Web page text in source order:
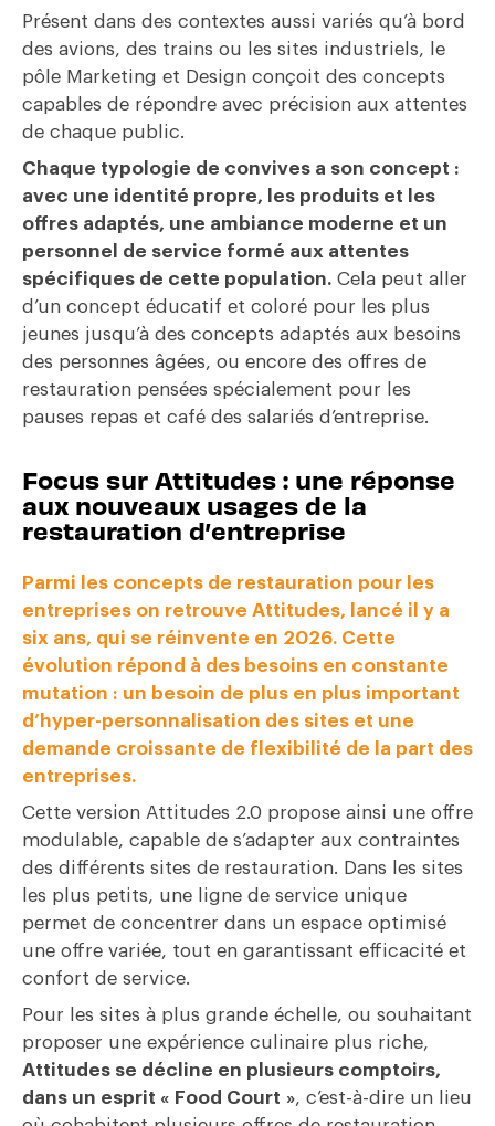
Présent dans des contextes aussi variés qu’à bord
des avions, des trains ou les sites industriels, le
pôle Marketing et Design conçoit des concepts
capables de répondre avec précision aux attentes
de chaque public.
Chaque typologie de convives a son concept :
avec une identité propre, les produits et les
offres adaptés, une ambiance moderne et un
personnel de service formé aux attentes
spécifiques de cette population. Cela peut aller
d’un concept éducatif et coloré pour les plus
jeunes jusqu’à des concepts adaptés aux besoins
des personnes âgées, ou encore des offres de
restauration pensées spécialement pour les
pauses repas et café des salariés d’entreprise.
Focus sur Attitudes : une réponse
aux nouveaux usages de la
restauration d’entreprise
Parmi les concepts de restauration pour les
entreprises on retrouve Attitudes, lancé il y a
six ans, qui se réinvente en 2026. Cette
évolution répond à des besoins en constante
mutation : un besoin de plus en plus important
d’hyper-personnalisation des sites et une
demande croissante de flexibilité de la part des
entreprises.
Cette version Attitudes 2.0 propose ainsi une offre
modulable, capable de s’adapter aux contraintes
des différents sites de restauration. Dans les sites
les plus petits, une ligne de service unique
permet de concentrer dans un espace optimisé
une offre variée, tout en garantissant efficacité et
confort de service.
Pour les sites à plus grande échelle, ou souhaitant
proposer une expérience culinaire plus riche,
Attitudes se décline en plusieurs comptoirs,
dans un esprit « Food Court », c’est-à-dire un lieu